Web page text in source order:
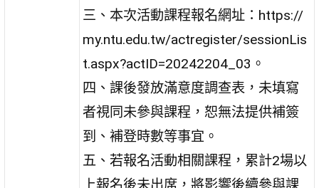
三、本次活動課程報名網址：https://
my.ntu.edu.tw/actregister/sessionLis
t.aspx?actID=20242204_03。
四、課後發放滿意度調查表，未填寫
者視同未參與課程，恕無法提供補簽
到、補登時數等事宜。
五、若報名活動相關課程，累計2場以